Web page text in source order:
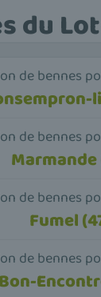
du
de bennes
de bennes
Marmande
de bennes
Fumel
de bennes
Bon-